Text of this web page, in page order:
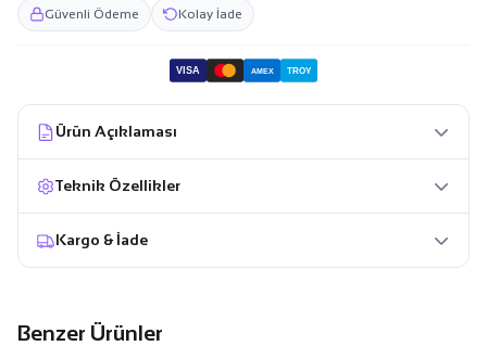
Güvenli Ödeme Kolay İade
VISA AMEX TROY
Ürün Açıklaması
Teknik Özellikler
Kargo & İade
Benzer Ürünler